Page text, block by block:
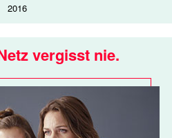
2016
vergisst nie.